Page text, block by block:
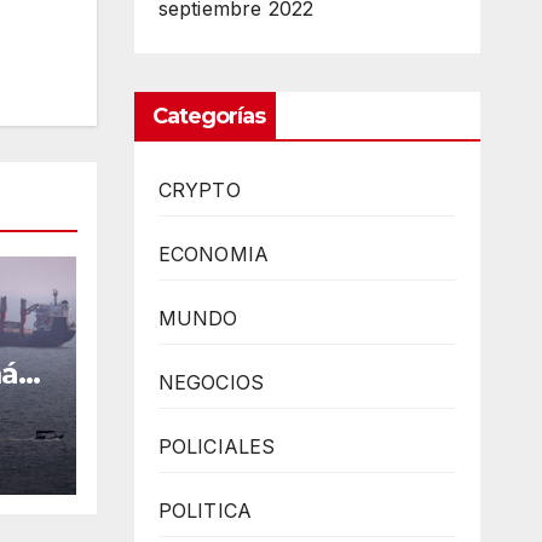
septiembre 2022
Categorías
CRYPTO
ECONOMIA
MUNDO
NEGOCIOS
POLICIALES
POLITICA